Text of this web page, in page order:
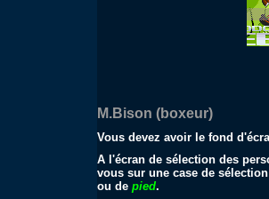
M.Bison (boxeur)
Vous devez avoir le fond
A l'écran de sélection des
vous sur une case de
ou depied.